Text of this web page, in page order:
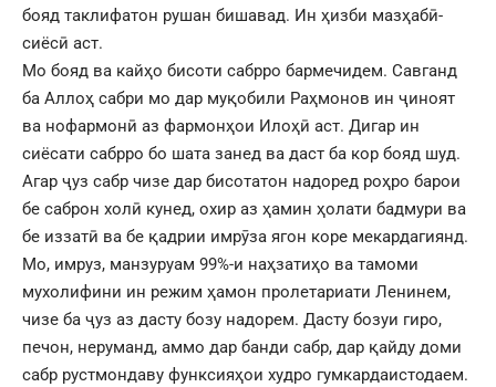
бояд таклифатон рушан бишавад. Ин ҳизби мазҳабӣ-
сиёсӣ аст.
Мо бояд ва кайҳо бисоти сабрро бармечидем. Савганд
ба Аллоҳ сабри мо дар муқобили Раҳмонов ин ҷиноят
ва нофармонӣ аз фармонҳои Илоҳӣ аст. Дигар ин
сиёсати сабрро бо шата занед ва даст ба кор бояд шуд.
Агар ҷуз сабр чизе дар бисотатон надоред роҳро барои
бе саброн холӣ кунед, охир аз ҳамин ҳолати бадмури ва
бе иззатӣ ва бе қадрии имрӯза ягон коре мекардагиянд.
Мо, имруз, манзуруам 99%-и наҳзатиҳо ва тамоми
мухолифини ин режим ҳамон пролетариати Ленинем,
чизе ба ҷуз аз дасту бозу надорем. Дасту бозуи гиро,
печон, неруманд, аммо дар банди сабр, дар қайду доми
сабр рустмондаву функсияҳои худро гумкардаистодаем.